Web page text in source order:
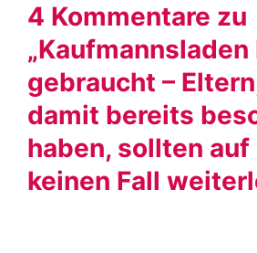
4 Kommentare zu
„Kaufmannsladen
gebraucht –
damit bereits
haben, sollten auf
keinen Fall